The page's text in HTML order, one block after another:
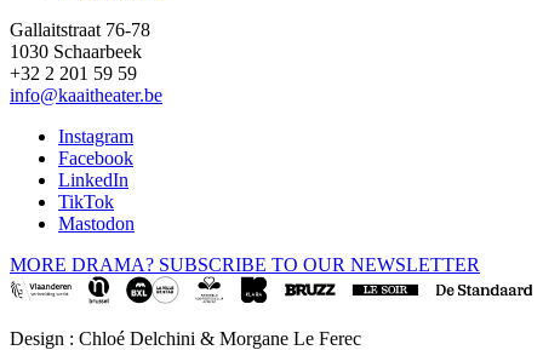
Gallaitstraat 76-78
1030 Schaarbeek
+32 2 201 59 59
info@kaaitheater.be
Instagram
Facebook
LinkedIn
TikTok
Mastodon
MORE DRAMA? SUBSCRIBE TO OUR NEWSLETTER
Design : Chloé Delchini & Morgane Le Ferec